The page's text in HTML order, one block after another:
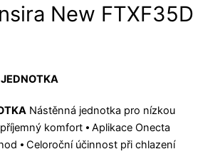
New FTXF35D
Nástěnná jednotka pro nízkou
komfort ⦁ Aplikace Onecta
⦁ Celoroční účinnost při chlazení